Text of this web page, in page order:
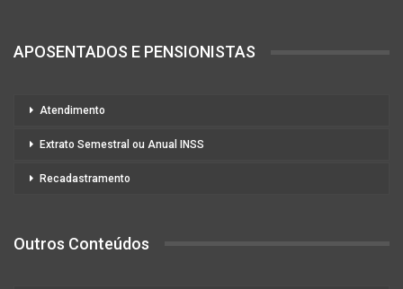
APOSENTADOS E PENSIONISTAS
Atendimento
Extrato Semestral ou Anual INSS
Recadastramento
Outros Conteúdos